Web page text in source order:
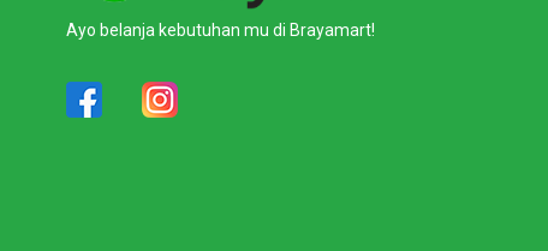
Ayo belanja kebutuhan mu di Brayamart!